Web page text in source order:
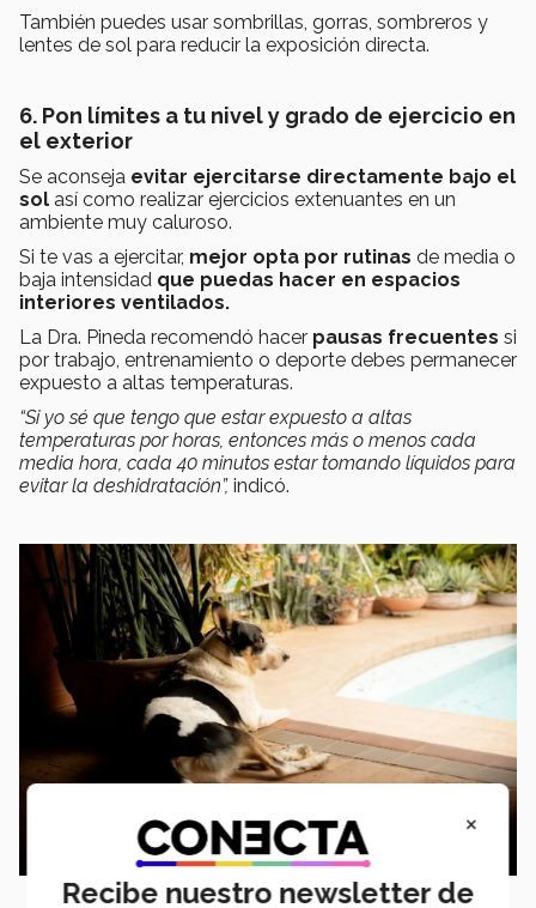
También puedes usar sombrillas, gorras, sombreros y
lentes de sol para reducir la exposición directa.
6. Pon límites a tu nivel y grado de ejercicio en
el exterior
Se aconseja evitar ejercitarse directamente bajo el
sol así como realizar ejercicios extenuantes en un
ambiente muy caluroso.
Si te vas a ejercitar, mejor opta por rutinas de media o
baja intensidad que puedas hacer en espacios
interiores ventilados.
La Dra. Pineda recomendó hacer pausas frecuentes si
por trabajo, entrenamiento o deporte debes permanecer
expuesto a altas temperaturas.
“Si yo sé que tengo que estar expuesto a altas
temperaturas por horas, entonces más o menos cada
media hora, cada 40 minutos estar tomando líquidos para
evitar la deshidratación”, indicó.
×
Recibe nuestro newsletter de